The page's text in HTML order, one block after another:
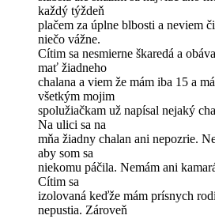
každý týždeň
plačem za úplne blbosti a neviem
niečo vážne.
Cítim sa nesmierne škaredá a
mať žiadneho
chalana a viem že mám iba 15 a
všetkým mojim
spolužiačkam už napísal nejaký
Na ulici sa na
mňa žiadny chalan ani nepozrie.
aby som sa
niekomu páčila. Nemám ani
Cítim sa
izolovaná keďže mám prísnych
nepustia. Zároveň